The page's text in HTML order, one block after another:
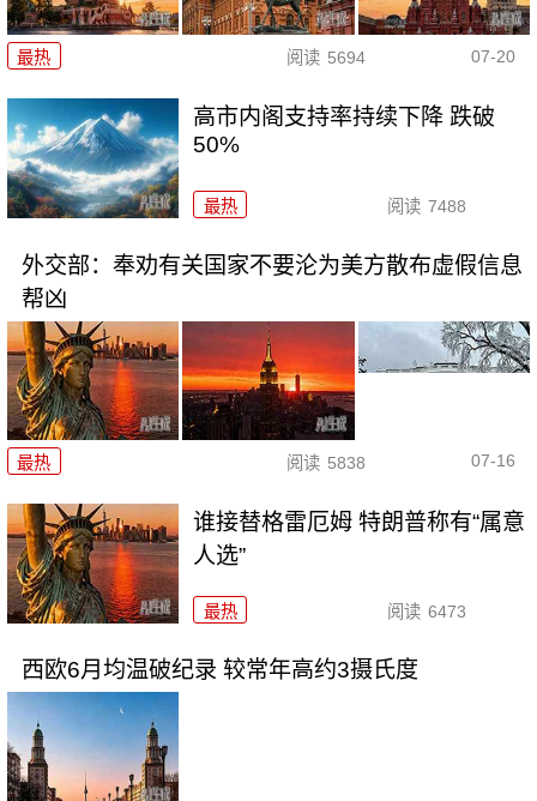
最热 阅读 5694 07-20
高市内阁支持率持续下降 跌破
50%
最热 阅读 7488
外交部：奉劝有关国家不要沦为美方散布虚假信息
帮凶
最热 阅读 5838 07-16
谁接替格雷厄姆 特朗普称有“属意
人选”
最热 阅读 6473
西欧6月均温破纪录 较常年高约3摄氏度